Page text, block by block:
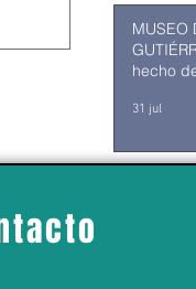
MUSEO
hecho
31 jul